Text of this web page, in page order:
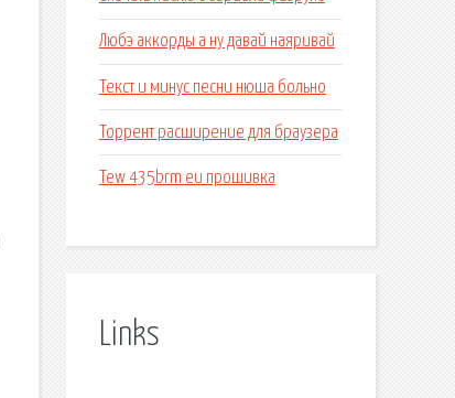
Любэ аккорды а ну давай наяривай
Текст и минус песни нюша больно
Торрент расширение для браузера
Tew 435brm eu прошивка
Links